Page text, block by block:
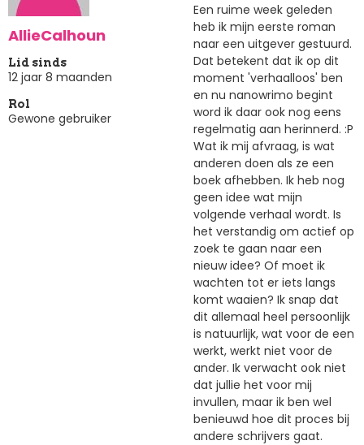
AllieCalhoun
Lid sinds
12 jaar 8 maanden
Rol
Gewone gebruiker
Een ruime week geleden
heb ik mijn eerste roman
naar een uitgever gestuurd.
Dat betekent dat ik op dit
moment 'verhaalloos' ben
en nu nanowrimo begint
word ik daar ook nog eens
regelmatig aan herinnerd. :P
Wat ik mij afvraag, is wat
anderen doen als ze een
boek afhebben. Ik heb nog
geen idee wat mijn
volgende verhaal wordt. Is
het verstandig om actief op
zoek te gaan naar een
nieuw idee? Of moet ik
wachten tot er iets langs
komt waaien? Ik snap dat
dit allemaal heel persoonlijk
is natuurlijk, wat voor de een
werkt, werkt niet voor de
ander. Ik verwacht ook niet
dat jullie het voor mij
invullen, maar ik ben wel
benieuwd hoe dit proces bij
andere schrijvers gaat.